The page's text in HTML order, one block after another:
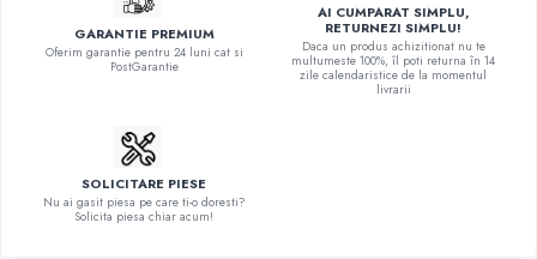
GARANTIE PREMIUM
Oferim garantie pentru 24 luni cat si
PostGarantie
AI CUMPARAT SIMPLU,
RETURNEZI SIMPLU!
Daca un produs achizitionat nu te
multumeste 100%, îl poti returna în 14
zile calendaristice de la momentul
livrarii
SOLICITARE PIESE
Nu ai gasit piesa pe care ti-o doresti?
Solicita piesa chiar acum!